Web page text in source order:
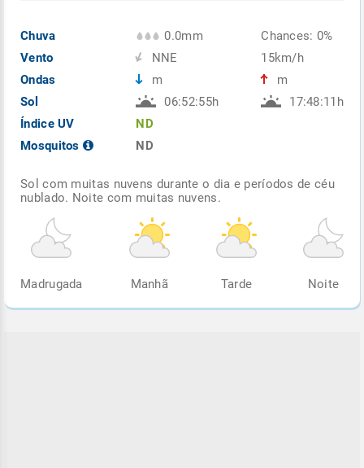
Chuva
Vento
Ondas
Sol
Índice UV
Mosquitos
0.0mm
NNE
m
06:52:55h
ND
ND
Chances: 0%
15km/h
m
17:48:11h
Sol com muitas nuvens durante o dia e períodos de céu
nublado. Noite com muitas nuvens.
Madrugada Manhã Tarde Noite